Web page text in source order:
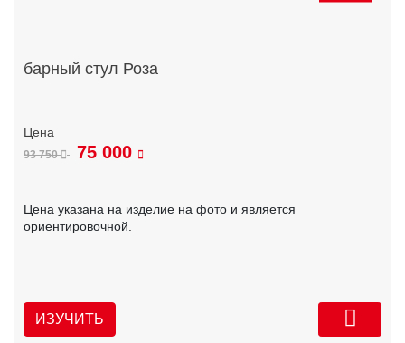
барный стул Роза
93 750 75 000
Цена указана на изделие на фото и является
ориентировочной.
ИЗУЧИТЬ